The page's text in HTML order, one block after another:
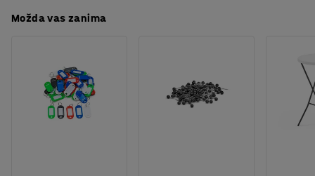
Možda vas zanima